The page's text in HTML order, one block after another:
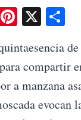
Pi
er
es
t
X S
re
compartir
a manzana
evocan